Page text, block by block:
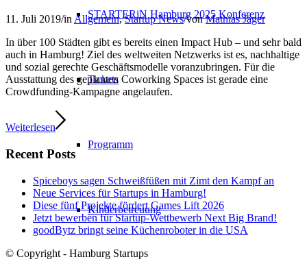
STARTERiN Hamburg 2025 Konferenz
Tickets
Programm
Kinderbetreuung
11. Juli 2019/inAllgemein,Startup News/vonMathias Jäger
In über 100 Städten gibt es bereits einen Impact Hub – und sehr bald
auch in Hamburg! Ziel des weltweiten Netzwerks ist es, nachhaltige
und sozial gerechte Geschäftsmodelle voranzubringen. Für die
Ausstattung des geplanten Coworking Spaces ist gerade eine
Crowdfunding-Kampagne angelaufen.
Weiterlesen
Recent Posts
Spiceboys sagen Schweißfüßen mit Zimt den Kampf an
Neue Services für Startups in Hamburg!
Diese fünf Projekte fördert Games Lift 2026
Jetzt bewerben für Startup-Wettbewerb Next Big Brand!
goodBytz bringt seine Küchenroboter in die USA
© Copyright - Hamburg Startups